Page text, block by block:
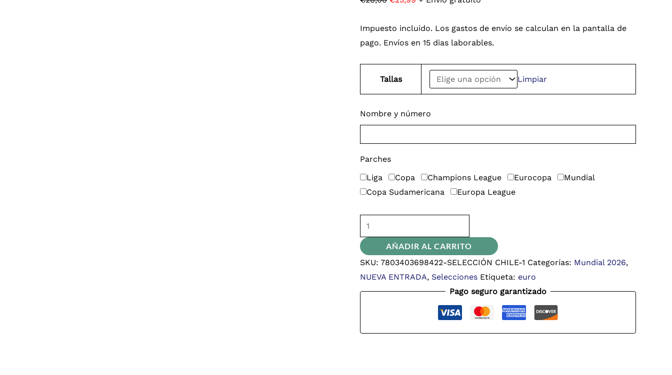
Impuesto incluido. Los gastos de envío se calculan en la pantalla de
pago. Envíos en 15 dias laborables.
Tallas Limpiar
Nombre y número
Parches
Liga
Copa Champions League Eurocopa
Mundial
Copa Sudamericana
Europa League
AÑADIR AL CARRITO
SKU: 7803403698422-SELECCIÓN CHILE-1 Categorías: Mundial 2026,
NUEVA ENTRADA, Selecciones Etiqueta: euro
Pago seguro garantizado